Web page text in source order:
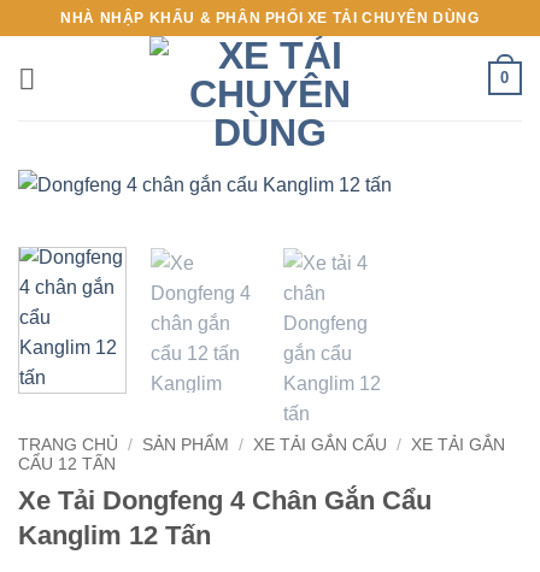
nội
NHÀ NHẬP KHẨU & PHÂN PHỐI XE TẢI CHUYÊN DÙNG
0
TRANG CHỦ / SẢN PHẨM / XE TẢI GẮN CẨU / XE TẢI GẮN
CẨU 12 TẤN
Xe Tải Dongfeng 4 Chân Gắn Cẩu
Kanglim 12 Tấn